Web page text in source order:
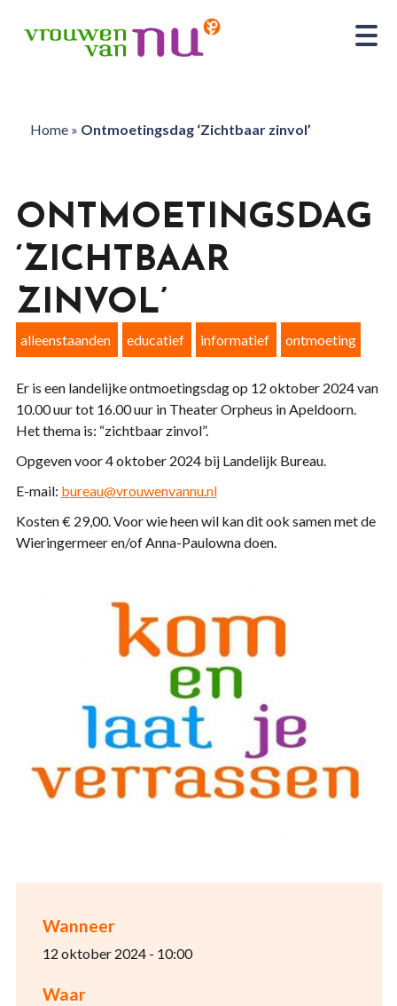
Home» Ontmoetingsdag ‘Zichtbaar zinvol’
Wanneer
12 oktober 2024 - 10:00
Waar
ONTMOETINGSDAG
‘ZICHTBAAR
ZINVOL’
alleenstaanden educatief informatief ontmoeting
Er is een landelijke ontmoetingsdag op 12 oktober 2024 van
10.00 uur tot 16.00 uur in Theater Orpheus in Apeldoorn.
Het thema is: “zichtbaar zinvol”.
Opgeven voor 4 oktober 2024 bij Landelijk Bureau.
E-mail: bureau@vrouwenvannu.nl
Kosten € 29,00. Voor wie heen wil kan dit ook samen met de
Wieringermeer en/of Anna-Paulowna doen.